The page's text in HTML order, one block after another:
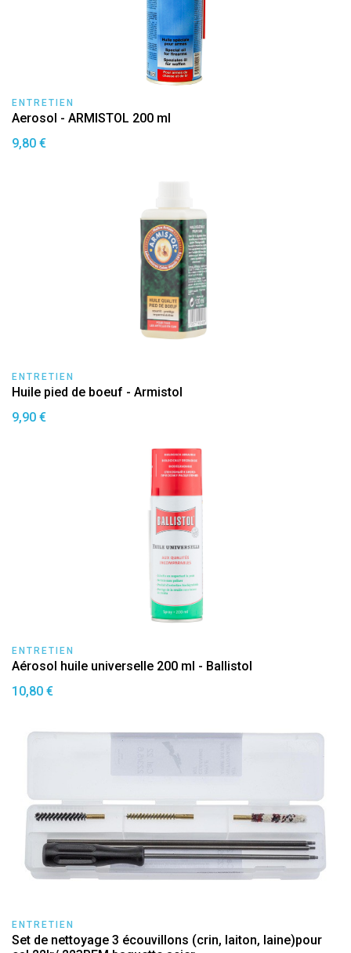
ENTRETIEN
Aerosol - ARMISTOL 200 ml
9,80 €
ENTRETIEN
Huile pied de boeuf - Armistol
9,90 €
ENTRETIEN
Aérosol huile universelle 200 ml - Ballistol
10,80 €
ENTRETIEN
Set de nettoyage 3 écouvillons (crin, laiton, laine)pour